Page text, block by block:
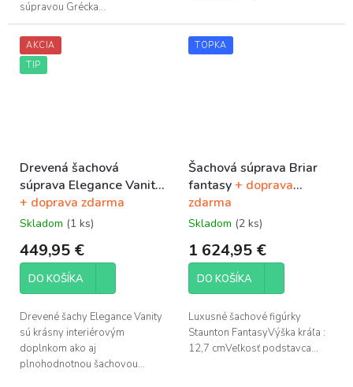
súpravou Grécka...
AKCIA
TIP
Drevená šachová
súprava Elegance Vanity
+ doprava zdarma
Skladom (1 ks)
449,95 €
DO KOŠÍKA
Drevené šachy Elegance Vanity
sú krásny interiérovým
doplnkom ako aj
plnohodnotnou šachovou...
TOPKA
Šachová súprava Briar
fantasy+ doprava
zdarma
Skladom (2 ks)
1 624,95 €
DO KOŠÍKA
Luxusné šachové figúrky
Staunton FantasyVýška kráľa :
12,7 cmVeľkosť podstavca...